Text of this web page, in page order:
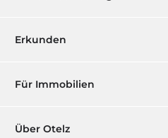
Buchung verwalten
Erkunden
Geschenkgutschein
Für Immobilien
Ihr Hotel auflisten
Über Otelz